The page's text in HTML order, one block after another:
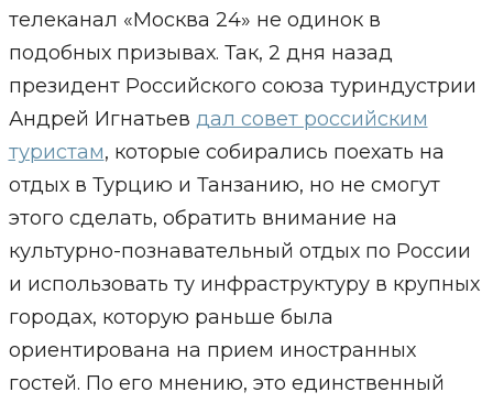
телеканал «Москва 24» не одинок в
подобных призывах. Так, 2 дня назад
президент Российского союза туриндустрии
Андрей Игнатьев дал совет российским
туристам, которые собирались поехать на
отдых в Турцию и Танзанию, но не смогут
этого сделать, обратить внимание на
культурно-познавательный отдых по России
и использовать ту инфраструктуру в крупных
городах, которую раньше была
ориентирована на прием иностранных
гостей. По его мнению, это единственный